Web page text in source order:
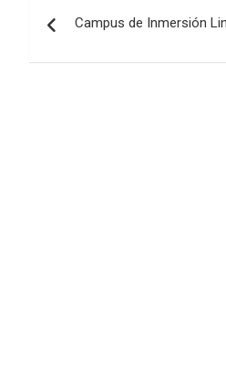
de
Campus de Inmersión